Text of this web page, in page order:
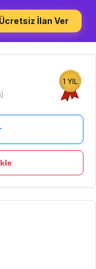
Ücretsiz İlan Ver
1 YIL